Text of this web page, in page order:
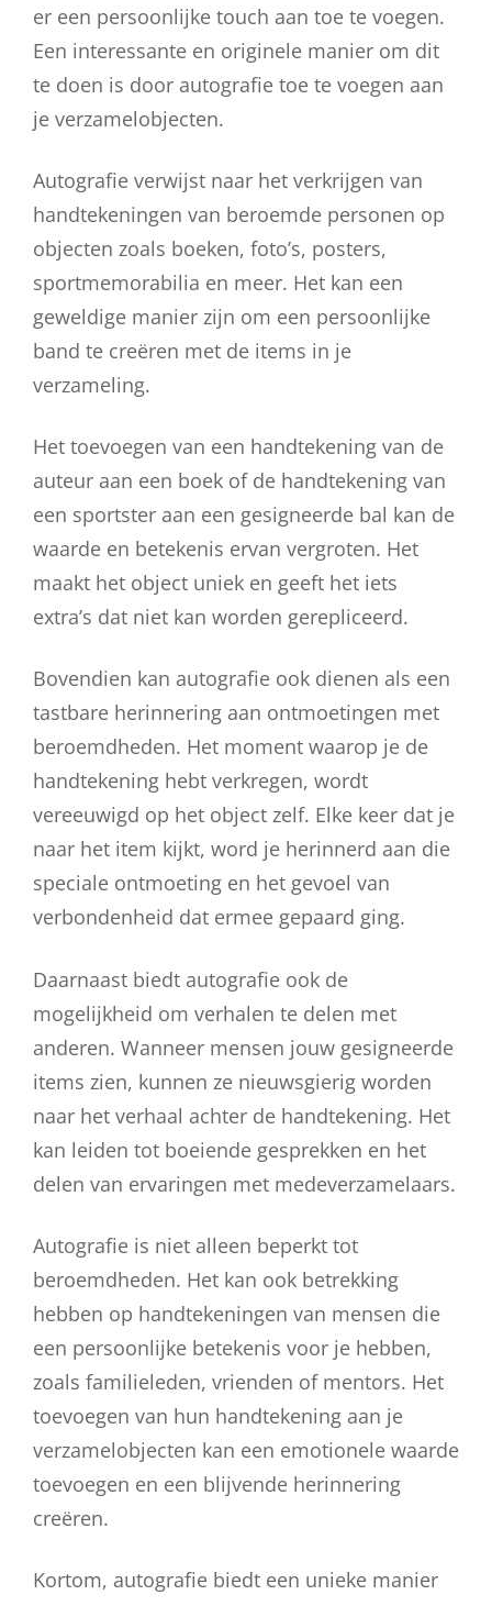
er een persoonlijke touch aan toe te voegen.
Een interessante en originele manier om dit
te doen is door autografie toe te voegen aan
je verzamelobjecten.
Autografie verwijst naar het verkrijgen van
handtekeningen van beroemde personen op
objecten zoals boeken, foto’s, posters,
sportmemorabilia en meer. Het kan een
geweldige manier zijn om een persoonlijke
band te creëren met de items in je
verzameling.
Het toevoegen van een handtekening van de
auteur aan een boek of de handtekening van
een sportster aan een gesigneerde bal kan de
waarde en betekenis ervan vergroten. Het
maakt het object uniek en geeft het iets
extra’s dat niet kan worden gerepliceerd.
Bovendien kan autografie ook dienen als een
tastbare herinnering aan ontmoetingen met
beroemdheden. Het moment waarop je de
handtekening hebt verkregen, wordt
vereeuwigd op het object zelf. Elke keer dat je
naar het item kijkt, word je herinnerd aan die
speciale ontmoeting en het gevoel van
verbondenheid dat ermee gepaard ging.
Daarnaast biedt autografie ook de
mogelijkheid om verhalen te delen met
anderen. Wanneer mensen jouw gesigneerde
items zien, kunnen ze nieuwsgierig worden
naar het verhaal achter de handtekening. Het
kan leiden tot boeiende gesprekken en het
delen van ervaringen met medeverzamelaars.
Autografie is niet alleen beperkt tot
beroemdheden. Het kan ook betrekking
hebben op handtekeningen van mensen die
een persoonlijke betekenis voor je hebben,
zoals familieleden, vrienden of mentors. Het
toevoegen van hun handtekening aan je
verzamelobjecten kan een emotionele waarde
toevoegen en een blijvende herinnering
creëren.
Kortom, autografie biedt een unieke manier